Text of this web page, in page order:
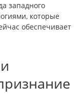
западного
которые
обеспечивает